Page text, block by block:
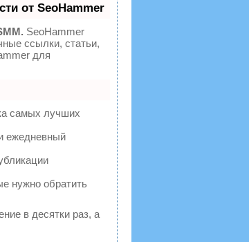
от SeoHammer
SeoHammer
ссылки, статьи,
для
самых лучших
ежедневный
нужно обратить
в десятки раз, а